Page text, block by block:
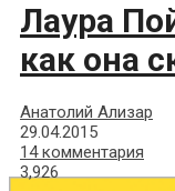
Лаура
как она
Анатолий Ализар
29.04.2015
14 комментария
3,926